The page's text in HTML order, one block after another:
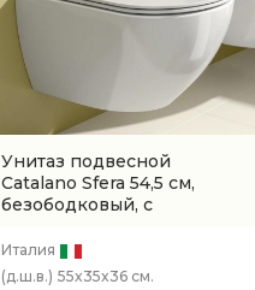
Унитаз подвесной
Catalano Sfera 54,5 см,
безободковый, с
(артикул 0511550001)
Италия
(д.ш.в.) 55x35x36 см.